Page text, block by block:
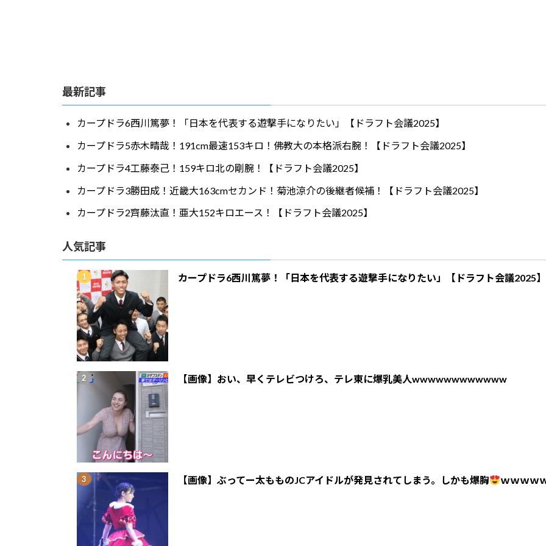
最新記事
カープドラ6西川篤夢！「日本を代表する遊撃手になりたい」【ドラフト会議2025】
カープドラ5赤木晴哉！191cm最速153キロ！佛教大の本格派右腕！【ドラフト会議2025】
カープドラ4工藤泰己！159キロ北の剛腕！【ドラフト会議2025】
カープドラ3勝田成！近畿大163cmセカンド！菊池涼介の後継者候補！【ドラフト会議2025】
カープドラ2齊藤汰直！亜大152キロエース！【ドラフト会議2025】
人気記事
カープドラ6西川篤夢！「日本を代表する遊撃手になりたい」【ドラフト会議2025】
【画像】おい、早くテレビつけろ、テレ東に爆乳美人wwwwwwwwwwww
【画像】ぶってー太もものJCアイドルが発見されてしまう。しかも爆胸 ｗｗｗｗ